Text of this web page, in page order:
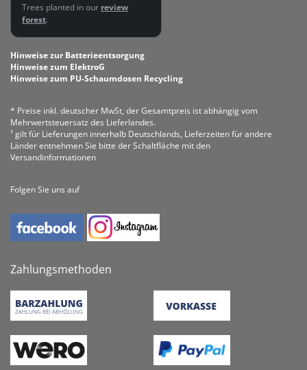
Trees planted in our review
forest.
Hinweise zur Batterieentsorgung
Hinweise zum ElektroG
Hinweise zum PU-Schaumdosen Recycling
* Preise inkl. deutscher MwSt, der Gesamtpreis ist abhängig vom
Mehrwertsteuersatz des Lieferlandes.
¹ gilt für Lieferungen innerhalb Deutschlands, Lieferzeiten für andere
Länder entnehmen Sie bitte der Schaltfläche mit den
Versandinformationen
Folgen Sie uns auf
Zahlungsmethoden